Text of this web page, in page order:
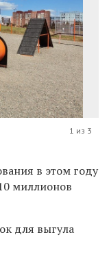
1 из 3
в этом году
миллионов
для выгула